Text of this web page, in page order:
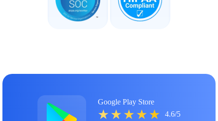
Google Play Store
4.6/5